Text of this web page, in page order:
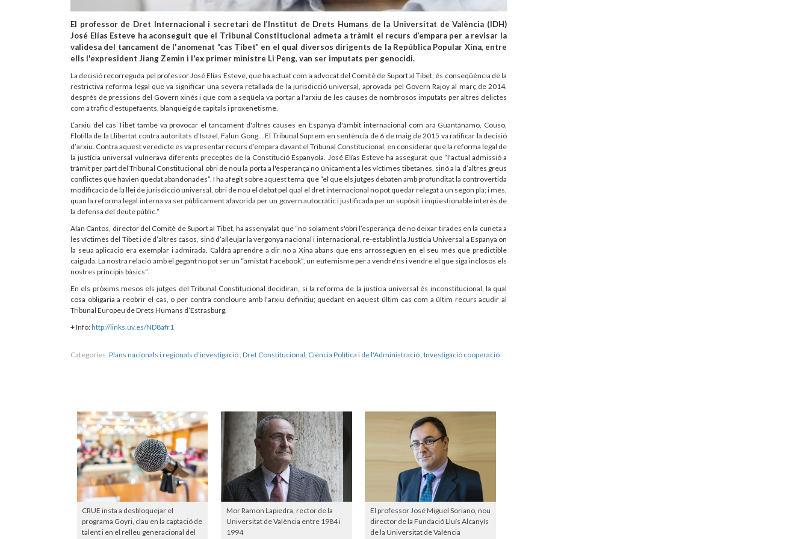
El professor de Dret Internacional i secretari de l’Institut de Drets Humans de la Universitat de València (IDH)
José Elías Esteve ha aconseguit que el Tribunal Constitucional admeta a tràmit el recurs d’empara per a revisar la
validesa del tancament de l'anomenat “cas Tibet” en el qual diversos dirigents de la República Popular Xina, entre
ells l'expresident Jiang Zemin i l'ex primer ministre Li Peng, van ser imputats per genocidi.
La decisió recorreguda pel professor José Elías Esteve, que ha actuat com a advocat del Comitè de Suport al Tibet, és conseqüència de la
restrictiva reforma legal que va significar una severa retallada de la jurisdicció universal, aprovada pel Govern Rajoy al març de 2014,
després de pressions del Govern xinés i que com a seqüela va portar a l'arxiu de les causes de nombrosos imputats per altres delictes
com a tràfic d’estupefaents, blanqueig de capitals i proxenetisme.
L’arxiu del cas Tibet també va provocar el tancament d'altres causes en Espanya d'àmbit internacional com ara Guantánamo, Couso,
Flotilla de la Llibertat contra autoritats d’Israel, Falun Gong… El Tribunal Suprem en sentència de 6 de maig de 2015 va ratificar la decisió
d’arxiu. Contra aquest veredicte es va presentar recurs d’empara davant el Tribunal Constitucional, en considerar que la reforma legal de
la justícia universal vulnerava diferents preceptes de la Constitució Espanyola. José Elías Esteve ha assegurat que “l'actual admissió a
tràmit per part del Tribunal Constitucional obri de nou la porta a l'esperança no únicament a les víctimes tibetanes, sinó a la d’altres greus
conflictes que havien quedat abandonades”. I ha afegit sobre aquest tema que “el que els jutges debaten amb profunditat la controvertida
modificació de la llei de jurisdicció universal, obri de nou el debat pel qual el dret internacional no pot quedar relegat a un segon pla; i més,
quan la reforma legal interna va ser públicament afavorida per un govern autocràtic i justificada per un supòsit i inqüestionable interès de
la defensa del deute públic.”
Alan Cantos, director del Comitè de Suport al Tibet, ha assenyalat que “no solament s'obri l’esperança de no deixar tirades en la cuneta a
les víctimes del Tibet i de d’altres casos, sinó d’alleujar la vergonya nacional i internacional, re-establint la Justícia Universal a Espanya on
la seua aplicació era exemplar i admirada. Caldrà aprendre a dir no a Xina abans que ens arrosseguen en el seu més que predictible
caiguda. La nostra relació amb el gegant no pot ser un “amistat Facebook”, un eufemisme per a vendre'ns i vendre el que siga inclosos els
nostres principis bàsics”.
En els pròxims mesos els jutges del Tribunal Constitucional decidiran, si la reforma de la justícia universal és inconstitucional, la qual
cosa obligaria a reobrir el cas, o per contra concloure amb l'arxiu definitiu; quedant en aquest últim cas com a últim recurs acudir al
Tribunal Europeu de Drets Humans d’Estrasburg.
+ Info:http://links.uv.es/ND8afr1
Categories: Plans nacionals i regionals d'investigació Dret Constitucional, Ciència Política i de l'Administració Investigació cooperació
CRUE insta a desbloquejar el
programa Goyri, clau en la captació de
talent i en el relleu generacional del
Mor Ramon Lapiedra, rector de la
Universitat de València entre 1984 i
1994
El professor José Miguel Soriano, nou
director de la Fundació Lluís Alcanyís
de la Universitat de València